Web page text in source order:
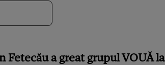
Fetecău a great grupul VOUĂ la